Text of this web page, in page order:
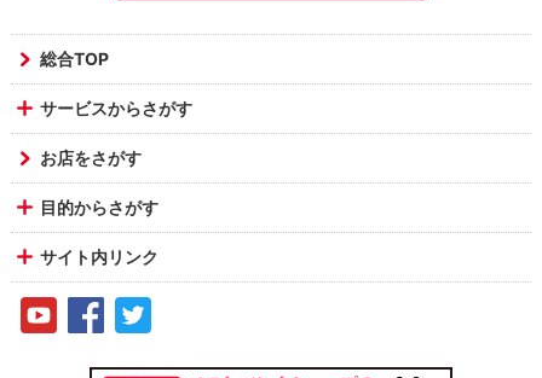
総合TOP
サービスからさがす
お店をさがす
目的からさがす
サイト内リンク